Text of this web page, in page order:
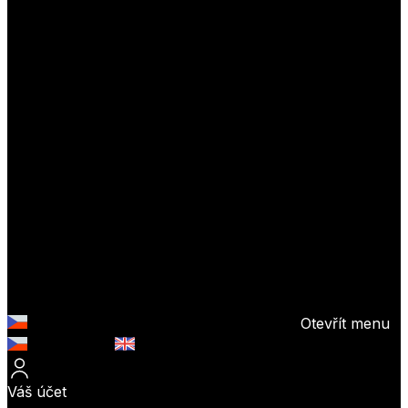
Otevřít menu
Váš účet